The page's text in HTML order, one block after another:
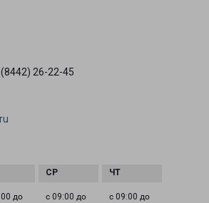
26-22-45
до
с 09:00 до
с 09:00 до